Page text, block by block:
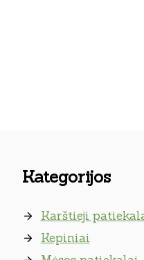
Kategorijos
Karštieji
Kepiniai